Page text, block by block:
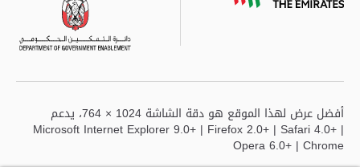
برعاية
أفضل عرض لهذا الموقع هو دقة الشاشة 1024 × 764، يدعم
Microsoft Internet Explorer 9.0+ | Firefox 2.0+ | Safari 4.0+ |
Opera 6.0+ | Chrome